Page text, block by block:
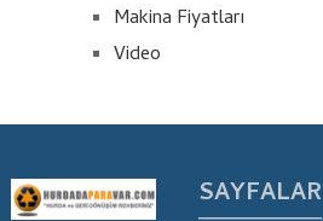
Makina Fiyatları
Video
SAYFALAR